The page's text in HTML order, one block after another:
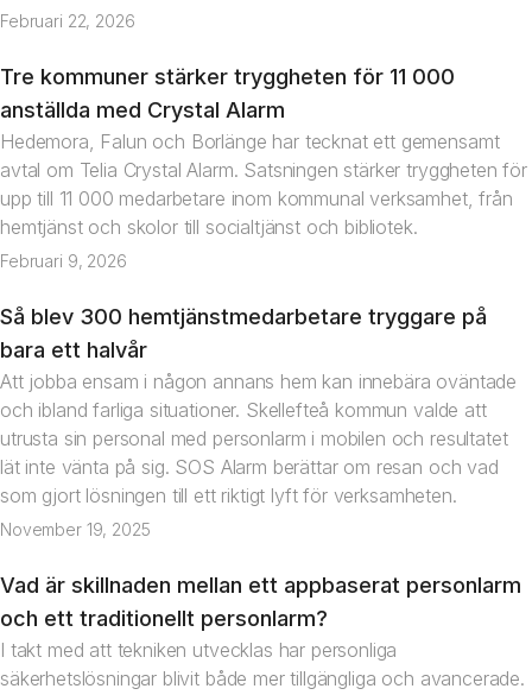
Februari 22, 2026
Nyhet
Tre kommuner stärker tryggheten för 11 000
anställda med Crystal Alarm
Hedemora, Falun och Borlänge har tecknat ett gemensamt
avtal om Telia Crystal Alarm. Satsningen stärker tryggheten för
upp till 11 000 medarbetare inom kommunal verksamhet, från
hemtjänst och skolor till socialtjänst och bibliotek.
Februari 9, 2026
Nyhet
Så blev 300 hemtjänstmedarbetare tryggare på
bara ett halvår
Att jobba ensam i någon annans hem kan innebära oväntade
och ibland farliga situationer. Skellefteå kommun valde att
utrusta sin personal med personlarm i mobilen och resultatet
lät inte vänta på sig. SOS Alarm berättar om resan och vad
som gjort lösningen till ett riktigt lyft för verksamheten.
November 19, 2025
Artikel
Vad är skillnaden mellan ett appbaserat personlarm
och ett traditionellt personlarm?
I takt med att tekniken utvecklas har personliga
säkerhetslösningar blivit både mer tillgängliga och avancerade.